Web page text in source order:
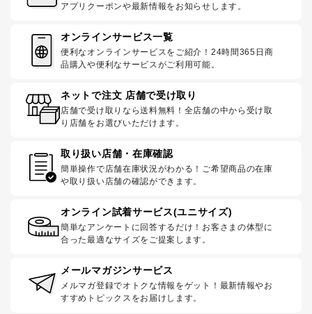
アプリクーポンや最新情報をお知らせします。
オンラインサービス一覧
便利なオンラインサービスをご紹介！24時間365日商
品購入や便利なサービスがご利用可能。
ネットで注文 店舗で受け取り
店舗で受け取りなら送料無料！全店舗の中から受け取
り店舗をお選びいただけます。
取り扱い店舗・在庫確認
簡単操作で店舗在庫状況がわかる！ご希望商品の在庫
や取り扱い店舗の確認ができます。
オンライン試着サービス(ユニサイズ)
簡単なアンケートに回答するだけ！お客さまの体型に
合った最適なサイズをご提案します。
メールマガジンサービス
メルマガ登録でオトクな情報をゲット！最新情報やお
すすめトピックスをお届けします。